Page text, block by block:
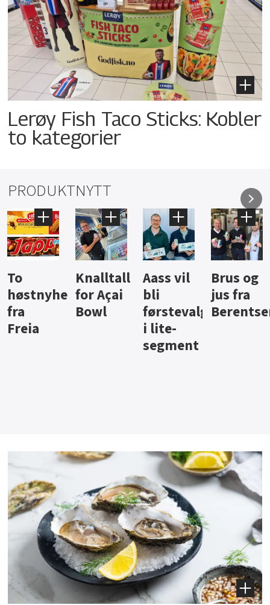
Lerøy Fish Taco Sticks: Kobler
to kategorier
PRODUKTNYTT
Knalltall
for Açai
Bowl
Aass vil
bli
førstevalg
Brus og
jus fra
Berentsen
Hard
iste fra
Hansa